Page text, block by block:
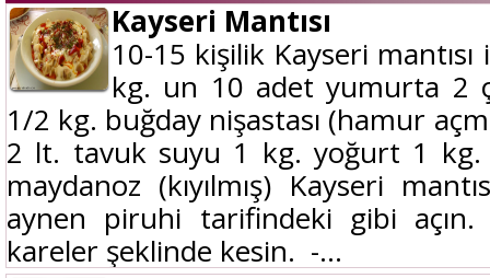
Kayseri Mantısı
10-15 kişilik Kayseri
kg. un 10 adet yumurta 2
1/2 kg. buğday nişastası (hamur
2 lt. tavuk suyu 1 kg. yoğurt 1 kg.
maydanoz (kıyılmış) Kayseri
aynen piruhi tarifindeki gibi açın.
kareler şeklinde kesin. -...